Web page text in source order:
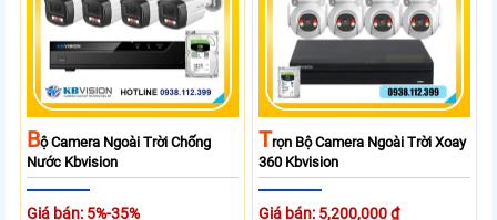
BỘ Camera Ngoài Trời Chống
Nước Kbvision
Giá bán: 5%-35%
TRọn Bộ Camera Ngoài Trời Xoay
360 Kbvision
Giá bán: 5,200,000 ₫